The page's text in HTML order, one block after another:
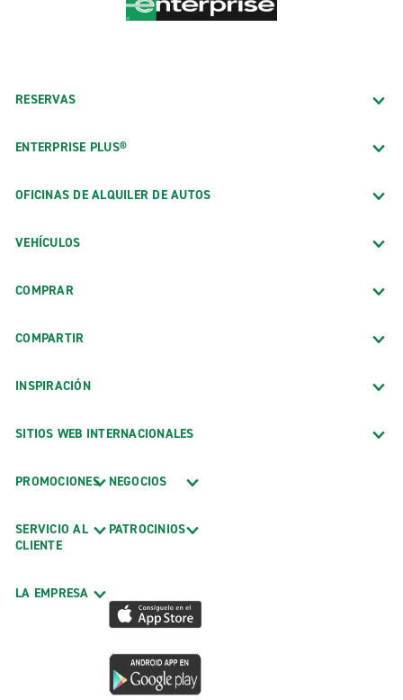
RESERVAS
ENTERPRISE PLUS®
OFICINAS DE ALQUILER DE AUTOS
VEHÍCULOS
COMPRAR
COMPARTIR
INSPIRACIÓN
SITIOS WEB INTERNACIONALES
PROMOCIONES
SERVICIO AL
CLIENTE
LA EMPRESA
NEGOCIOS
PATROCINIOS